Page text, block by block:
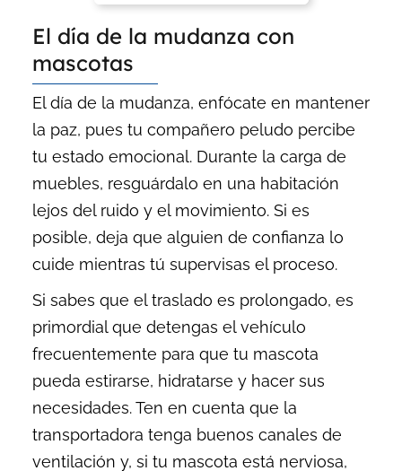
El día de la mudanza con
mascotas
El día de la mudanza, enfócate en mantener
la paz, pues tu compañero peludo percibe
tu estado emocional. Durante la carga de
muebles, resguárdalo en una habitación
lejos del ruido y el movimiento. Si es
posible, deja que alguien de confianza lo
cuide mientras tú supervisas el proceso.
Si sabes que el traslado es prolongado, es
primordial que detengas el vehículo
frecuentemente para que tu mascota
pueda estirarse, hidratarse y hacer sus
necesidades. Ten en cuenta que la
transportadora tenga buenos canales de
ventilación y, si tu mascota está nerviosa,